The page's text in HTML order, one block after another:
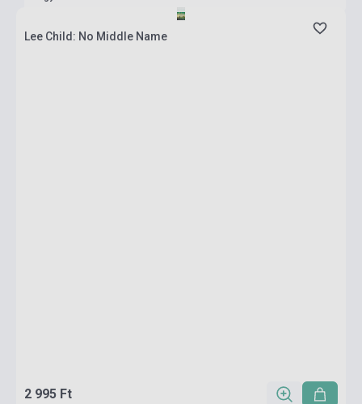
Lee Child: No Middle Name
2 995 Ft